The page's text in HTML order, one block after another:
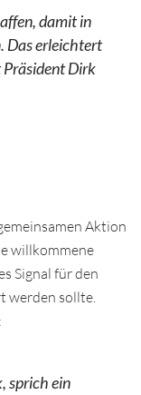
damit in
Das erleichtert
Präsident Dirk
Aktion
willkommene
Signal für den
werden sollte.
sprich ein